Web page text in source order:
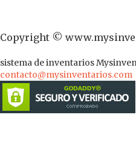
Copyright ©
sistema de inventarios
contacto@mysinventarios.com